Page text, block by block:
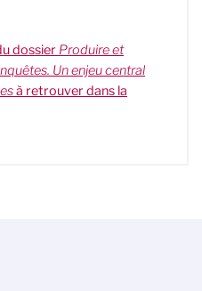
dossier Produire et
Un enjeu central
à retrouver dans la